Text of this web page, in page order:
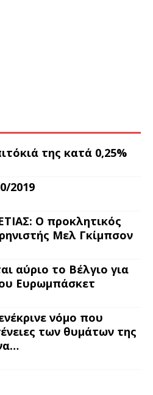
της κατά 0,25%
2019
Ο προκλητικός
Μελ Γκίμπσον
αύριο το Βέλγιο για
Ευρωμπάσκετ
νόμο που
των θυμάτων της